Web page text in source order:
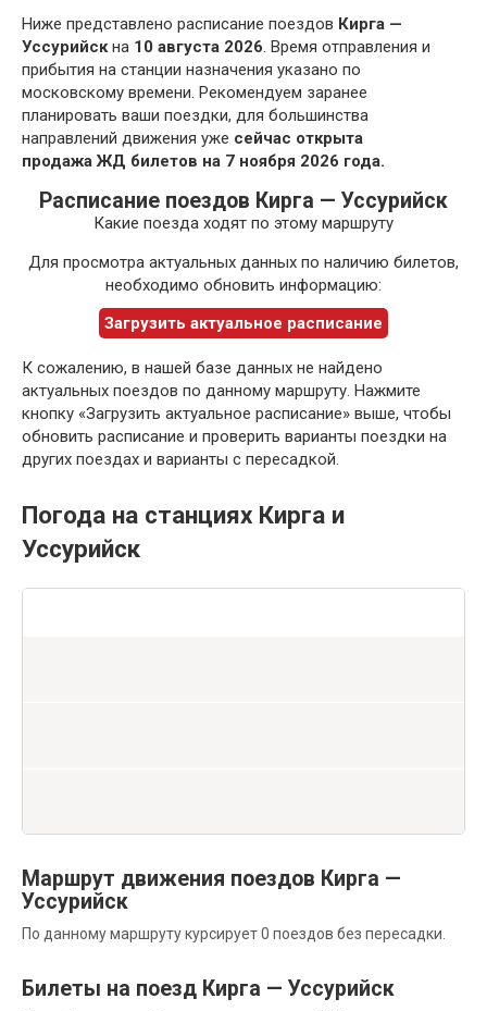
Ниже представлено расписание поездов Кирга —
Уссурийскна 10 августа 2026. Время отправления и
прибытия на станции назначения указано по
московскому времени. Рекомендуем заранее
планировать ваши поездки, для большинства
направлений движения уже сейчас открыта
продажа ЖД билетов на 7 ноября 2026 года.
Расписание поездов Кирга — Уссурийск
Какие поезда ходят по этому маршруту
Для просмотра актуальных данных по наличию билетов,
необходимо обновить информацию:
Загрузить актуальное расписание
К сожалению, в нашей базе данных не найдено
актуальных поездов по данному маршруту. Нажмите
кнопку «Загрузить актуальное расписание» выше, чтобы
обновить расписание и проверить варианты поездки на
других поездах и варианты с пересадкой.
Погода на станциях Кирга и
Уссурийск
Маршрут движения поездов Кирга —
Уссурийск
По данному маршруту курсирует 0 поездов без пересадки.
Билеты на поезд Кирга — Уссурийск